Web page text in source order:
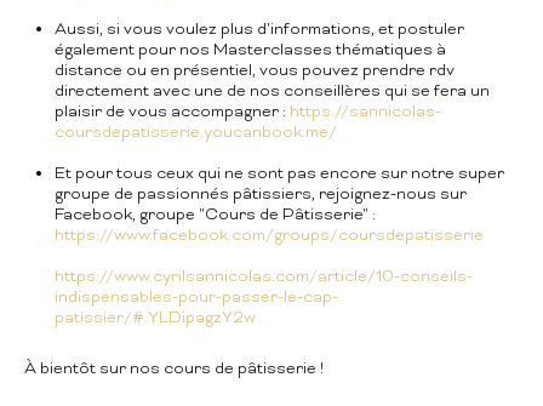
Aussi, si vous voulez plus d'informations, et postuler
également pour nos Masterclasses thématiques à
distance ou en présentiel, vous pouvez prendre rdv
directement avec une de nos conseillères qui se fera un
plaisir de vous accompagner : https://sannicolas-
coursdepatisserie.youcanbook.me/
Et pour tous ceux qui ne sont pas encore sur notre super
groupe de passionnés pâtissiers, rejoignez-nous sur
Facebook, groupe "Cours de Pâtisserie" :
https://www.facebook.com/groups/coursdepatisserie
https://www.cyrilsannicolas.com/article/10-conseils-
indispensables-pour-passer-le-cap-
patissier/#.YLDipagzY2w
À bientôt sur nos cours de pâtisserie !